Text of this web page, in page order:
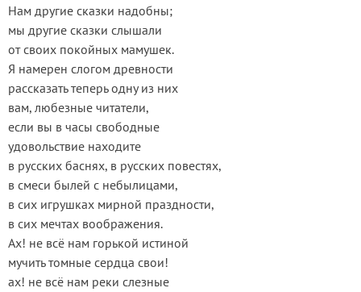
Нам другие сказки надобны;
мы другие сказки слышали
от своих покойных мамушек.
Я намерен слогом древности
рассказать теперь одну из них
вам, любезные читатели,
если вы в часы свободные
удовольствие находите
в русских баснях, в русских повестях,
в смеси былей с небылицами,
в сих игрушках мирной праздности,
в сих мечтах воображения.
Ах! не всё нам горькой истиной
мучить томные сердца свои!
ах! не всё нам реки слезные